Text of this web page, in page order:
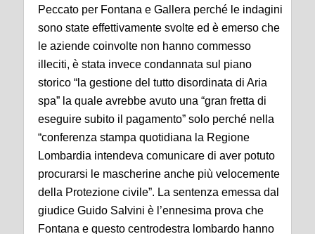
Peccato per Fontana e Gallera perché le indagini
sono state effettivamente svolte ed è emerso che
le aziende coinvolte non hanno commesso
illeciti, è stata invece condannata sul piano
storico “la gestione del tutto disordinata di Aria
spa” la quale avrebbe avuto una “gran fretta di
eseguire subito il pagamento” solo perché nella
“conferenza stampa quotidiana la Regione
Lombardia intendeva comunicare di aver potuto
procurarsi le mascherine anche più velocemente
della Protezione civile”. La sentenza emessa dal
giudice Guido Salvini è l’ennesima prova che
Fontana e questo centrodestra lombardo hanno